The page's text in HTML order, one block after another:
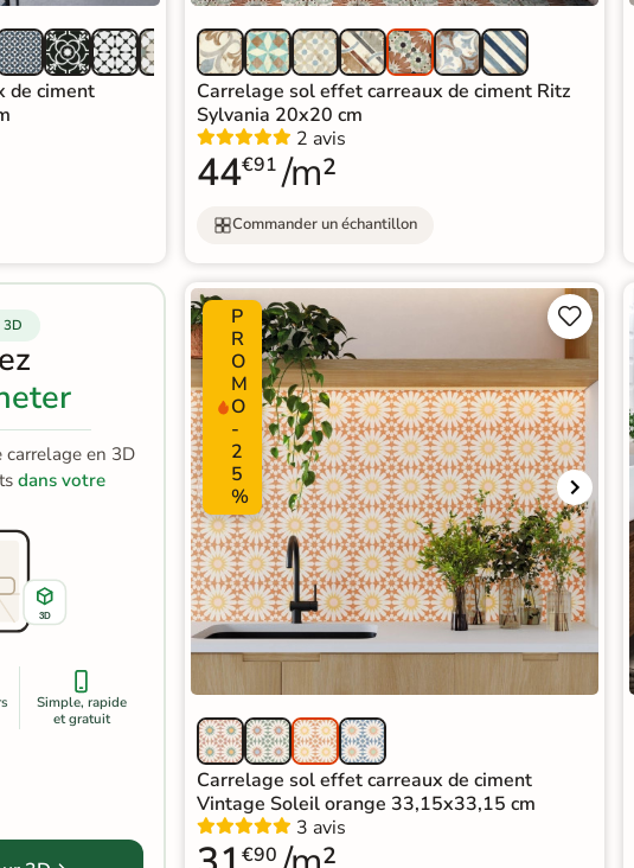
de ciment
Carrelage sol effet carreaux de ciment Ritz
Sylvania 20x20 cm
2 avis
44€91 /m²
Commander un échantillon
en 3D
dans votre
3D
Simple, rapide
et gratuit
P
R
O
M
O
-
2
5
%


Carrelage sol effet carreaux de ciment
Vintage Soleil orange 33,15x33,15 cm
3 avis
€90